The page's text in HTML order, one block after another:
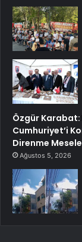
Özgür Karabat:
Cumhuriyet’i
Direnme
Ağustos 5, 2026